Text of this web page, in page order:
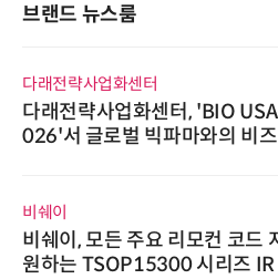
브랜드 뉴스룸
다래전략사업화센터
다래전략사업화센터, 'BIO
026'서 글로벌 빅파마와의 비
비쉐이
비쉐이, 모든 주요 리모컨 코드
원하는 TSOP15300 시리즈 IR